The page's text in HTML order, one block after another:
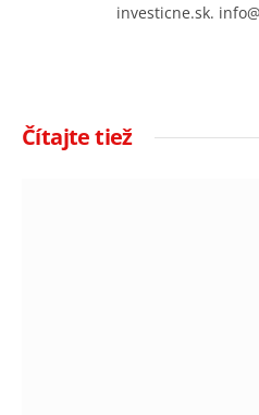
investicne.sk.
Čítajte tiež